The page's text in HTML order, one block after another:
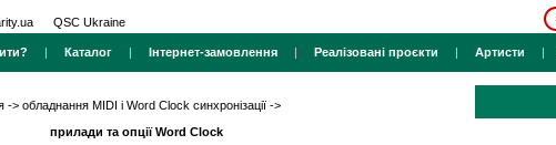
QSC Ukraine
| Каталог | Інтернет-замовлення | Реалізовані проєкти | Артисти |
-> обладнання MIDI і Word Clock синхронізації ->
прилади та опції Word Clock